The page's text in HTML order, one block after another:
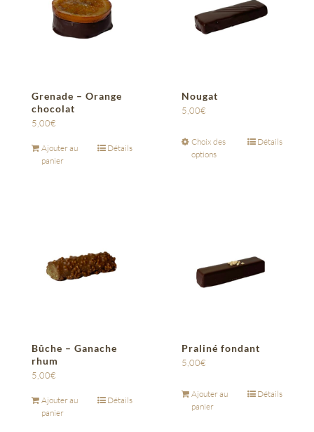
Grenade – Orange
chocolat
5,00€
Ajouter au
panier
Détails
Nougat
5,00€
Choix des
options
Détails
Bûche – Ganache
rhum
5,00€
Ajouter au
panier
Détails
Praliné fondant
5,00€
Ajouter au
panier
Détails